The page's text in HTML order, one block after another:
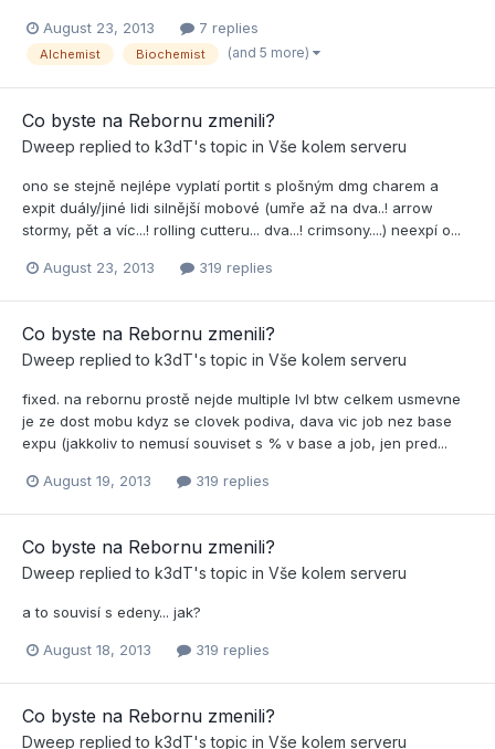
August 23, 2013 7 replies
Alchemist Biochemist (and 5 more)
Co byste na Rebornu zmenili?
Dweep replied to k3dT's topic in Vše kolem serveru
ono se stejně nejlépe vyplatí portit s plošným dmg charem a
expit duály/jiné lidi silnější mobové (umře až na dva..! arrow
stormy, pět a víc...! rolling cutteru... dva...! crimsony....) neexpí o...
August 23, 2013 319 replies
Co byste na Rebornu zmenili?
Dweep replied to k3dT's topic in Vše kolem serveru
fixed. na rebornu prostě nejde multiple lvl btw celkem usmevne
je ze dost mobu kdyz se clovek podiva, dava vic job nez base
expu (jakkoliv to nemusí souviset s % v base a job, jen pred...
August 19, 2013 319 replies
Co byste na Rebornu zmenili?
Dweep replied to k3dT's topic in Vše kolem serveru
a to souvisí s edeny... jak?
August 18, 2013 319 replies
Co byste na Rebornu zmenili?
Dweep replied to k3dT's topic in Vše kolem serveru